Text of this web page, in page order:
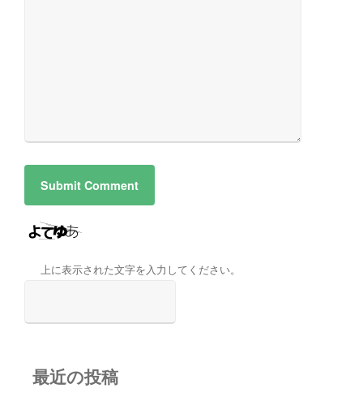
上に表示された文字を入力してください。
最近の投稿